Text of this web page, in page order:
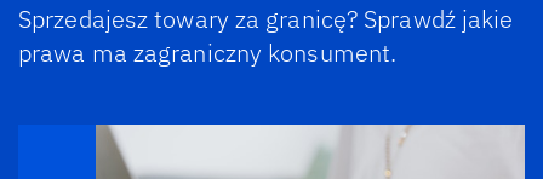
Sprzedajesz towary za granicę? Sprawdź jakie
prawa ma zagraniczny konsument.